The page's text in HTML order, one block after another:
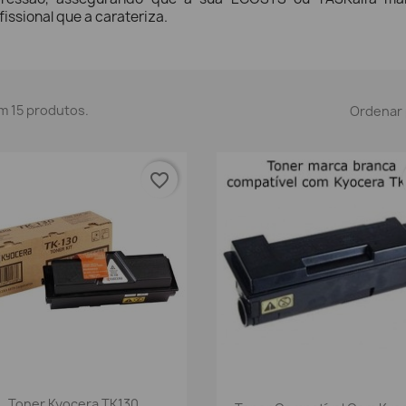
que a carateriza.
15 produtos. Ordenar
Vista rápida
favorite_border
Vista rápida